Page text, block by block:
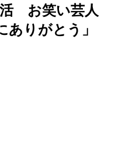
お笑い芸人
ありがとう」